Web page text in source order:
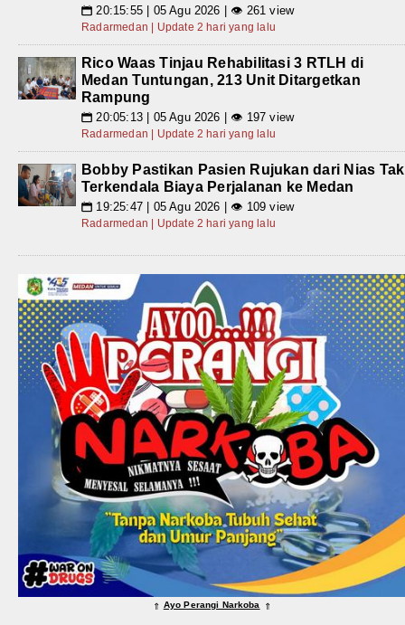
📅 20:15:55 | 05 Agu 2026 | 👁 261 view
Radarmedan | Update 2 hari yang lalu
Rico Waas Tinjau Rehabilitasi 3 RTLH di
Medan Tuntungan, 213 Unit Ditargetkan
Rampung
📅 20:05:13 | 05 Agu 2026 | 👁 197 view
Radarmedan | Update 2 hari yang lalu
Bobby Pastikan Pasien Rujukan dari Nias Tak
Terkendala Biaya Perjalanan ke Medan
📅 19:25:47 | 05 Agu 2026 | 👁 109 view
Radarmedan | Update 2 hari yang lalu
⇑ Ayo Perangi Narkoba ⇑